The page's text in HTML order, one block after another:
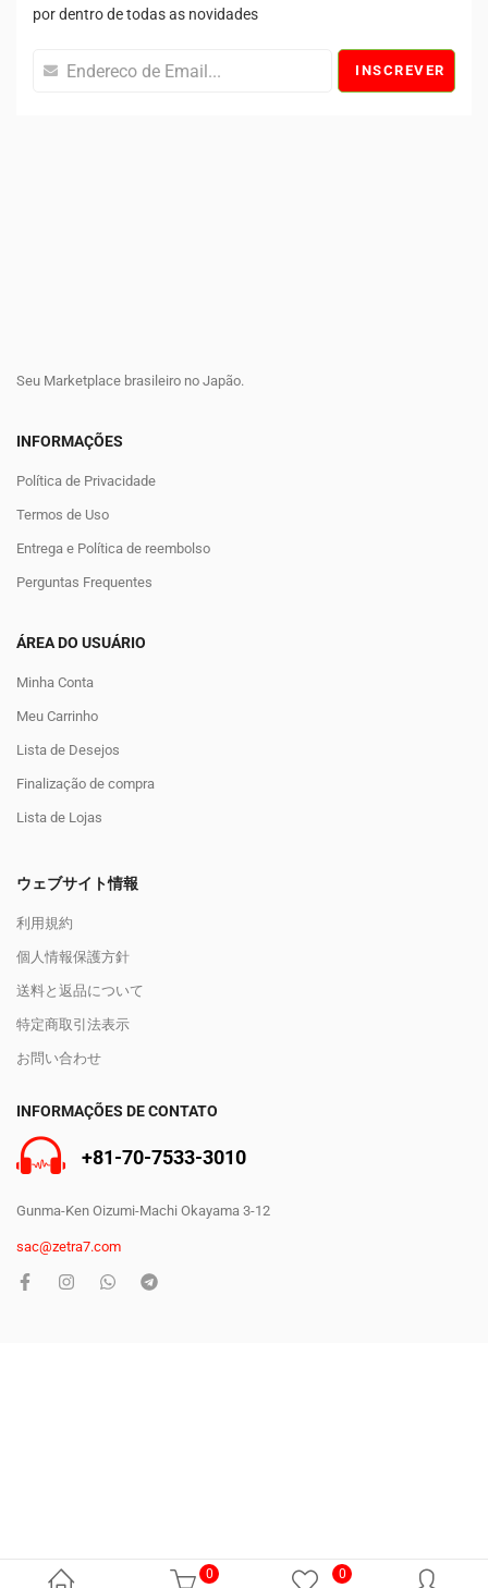
0 0
por dentro de todas as novidades
INSCREVER
Seu Marketplace brasileiro no Japão.
INFORMAÇÕES
Política de Privacidade
Termos de Uso
Entrega e Política de reembolso
Perguntas Frequentes
ÁREA DO USUÁRIO
Minha Conta
Meu Carrinho
Lista de Desejos
Finalização de compra
Lista de Lojas
ウェブサイト情報
利用規約
個人情報保護方針
送料と返品について
特定商取引法表示
お問い合わせ
INFORMAÇÕES DE CONTATO
+81-70-7533-3010
Gunma-Ken Oizumi-Machi Okayama 3-12
sac@zetra7.com
Copyright © 2025 Zetra Todos os direitos reservados.